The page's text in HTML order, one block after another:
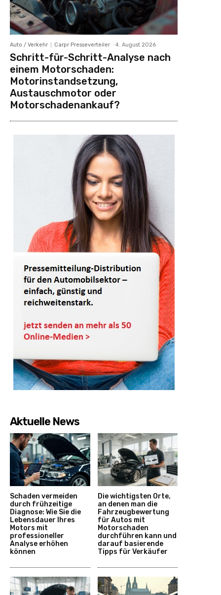
Auto / Verkehr Carpr Presseverteiler - 4. August 2026
Schritt-für-Schritt-Analyse nach
einem Motorschaden:
Motorinstandsetzung,
Austauschmotor oder
Motorschadenankauf?
Aktuelle News
Schaden vermeiden
durch frühzeitige
Diagnose: Wie Sie die
Lebensdauer Ihres
Motors mit
professioneller
Analyse erhöhen
können
Die wichtigsten Orte,
an denen man die
Fahrzeugbewertung
für Autos mit
Motorschaden
durchführen kann und
darauf basierende
Tipps für Verkäufer